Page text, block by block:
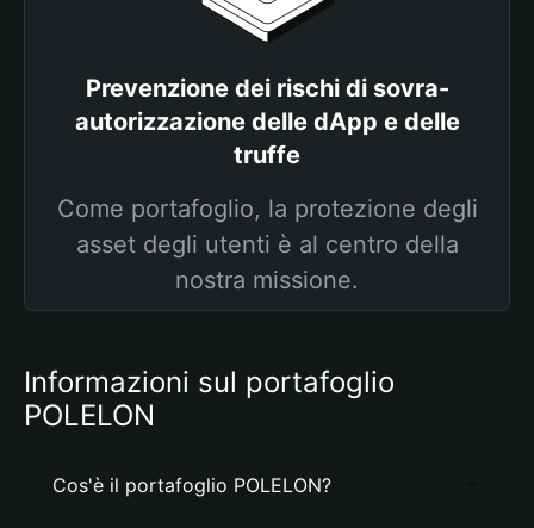
Prevenzione dei rischi di sovra-
autorizzazione delle dApp e delle
truffe
Come portafoglio, la protezione degli
asset degli utenti è al centro della
nostra missione.
Informazioni sul portafoglio
POLELON
Cos'è il portafoglio POLELON?